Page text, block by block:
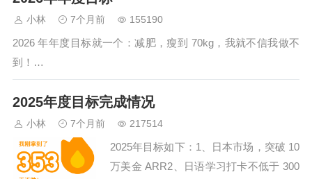
小林 7个月前 155190
2026 年年度目标就一个：减肥，瘦到 70kg，我就不信我做不
到！…
2025年度目标完成情况
小林 7个月前 217514
2025年目标如下：1、日本市场，突破 10
万美金 ARR2、日语学习打卡不低于 300